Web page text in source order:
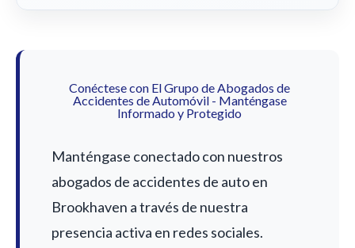
Conéctese con El Grupo de Abogados de
Accidentes de Automóvil - Manténgase
Informado y Protegido
Manténgase conectado con nuestros
abogados de accidentes de auto en
Brookhaven a través de nuestra
presencia activa en redes sociales.